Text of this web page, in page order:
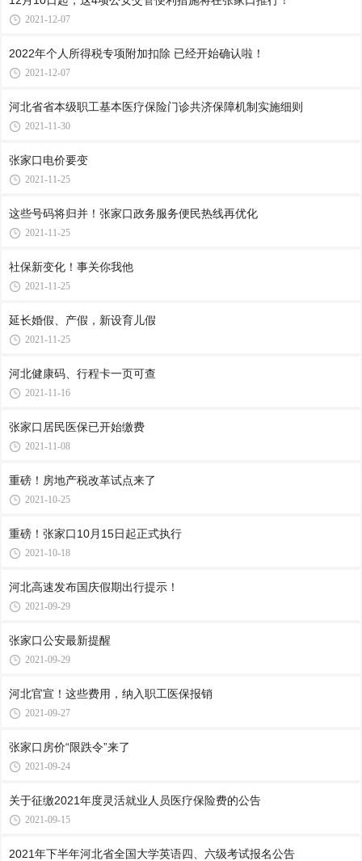
2021-12-07
2022年个人所得税专项附加扣除 已经开始确认啦！
2021-12-07
河北省省本级职工基本医疗保险门诊共济保障机制实施细则
2021-11-30
张家口电价要变
2021-11-25
这些号码将归并！张家口政务服务便民热线再优化
2021-11-25
社保新变化！事关你我他
2021-11-25
延长婚假、产假，新设育儿假
2021-11-25
河北健康码、行程卡一页可查
2021-11-16
张家口居民医保已开始缴费
2021-11-08
重磅！房地产税改革试点来了
2021-10-25
重磅！张家口10月15日起正式执行
2021-10-18
河北高速发布国庆假期出行提示！
2021-09-29
张家口公安最新提醒
2021-09-29
河北官宣！这些费用，纳入职工医保报销
2021-09-27
张家口房价“限跌令”来了
2021-09-24
关于征缴2021年度灵活就业人员医疗保险费的公告
2021-09-15
2021年下半年河北省全国大学英语四、六级考试报名公告